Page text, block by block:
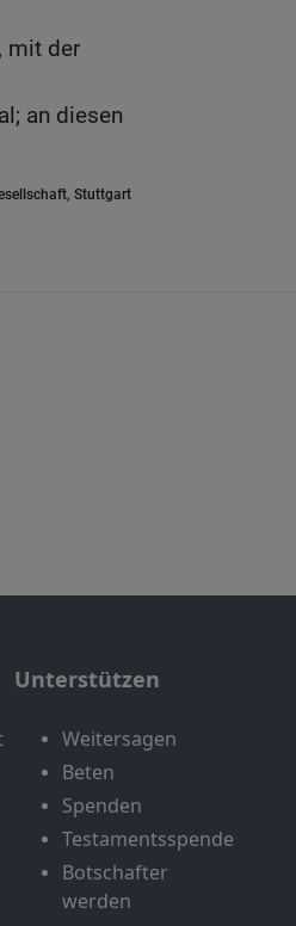
mit der
an diesen
Stuttgart
Unterstützen
Weitersagen
Beten
Spenden
Testamentsspende
Botschafter
werden